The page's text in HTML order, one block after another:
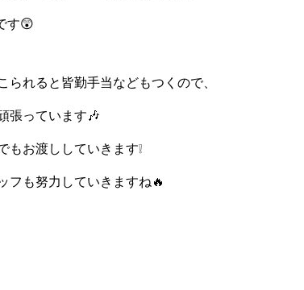
す😲
れると皆勤手当などもつくので、
張っています🎶
お渡ししていきます❕
フも努力していきますね🔥